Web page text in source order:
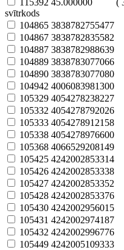
115392 45.000000
(
svītrkods
104865 3838782755477
104867 3838782835582
104887 3838782988639
104889 3838783077066
104890 3838783077080
104942 4006083981300
105329 4054278238227
105332 4054278792026
105333 4054278912158
105338 4054278976600
105368 4066529208149
105425 4242002853314
105426 4242002853338
105427 4242002853352
105428 4242002853376
105430 4242002956015
105431 4242002974187
105432 4242002996776
105449 4242005109333